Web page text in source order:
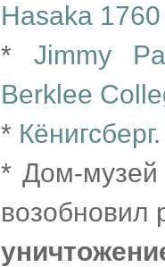
Hasaka
* Jimmy
Berklee
*
* Дом-
возобновил